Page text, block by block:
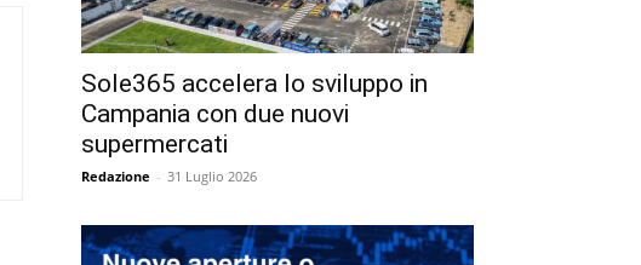
Sole365 accelera lo sviluppo in
Campania con due nuovi
supermercati
Redazione - 31 Luglio 2026